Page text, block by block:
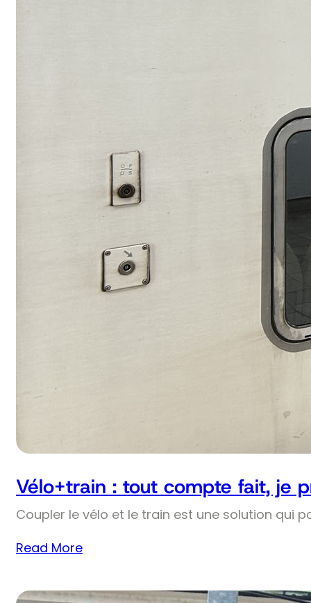
Vélo+train : tout compte fait, je
Coupler le vélo et le train est une solution qui
Read More